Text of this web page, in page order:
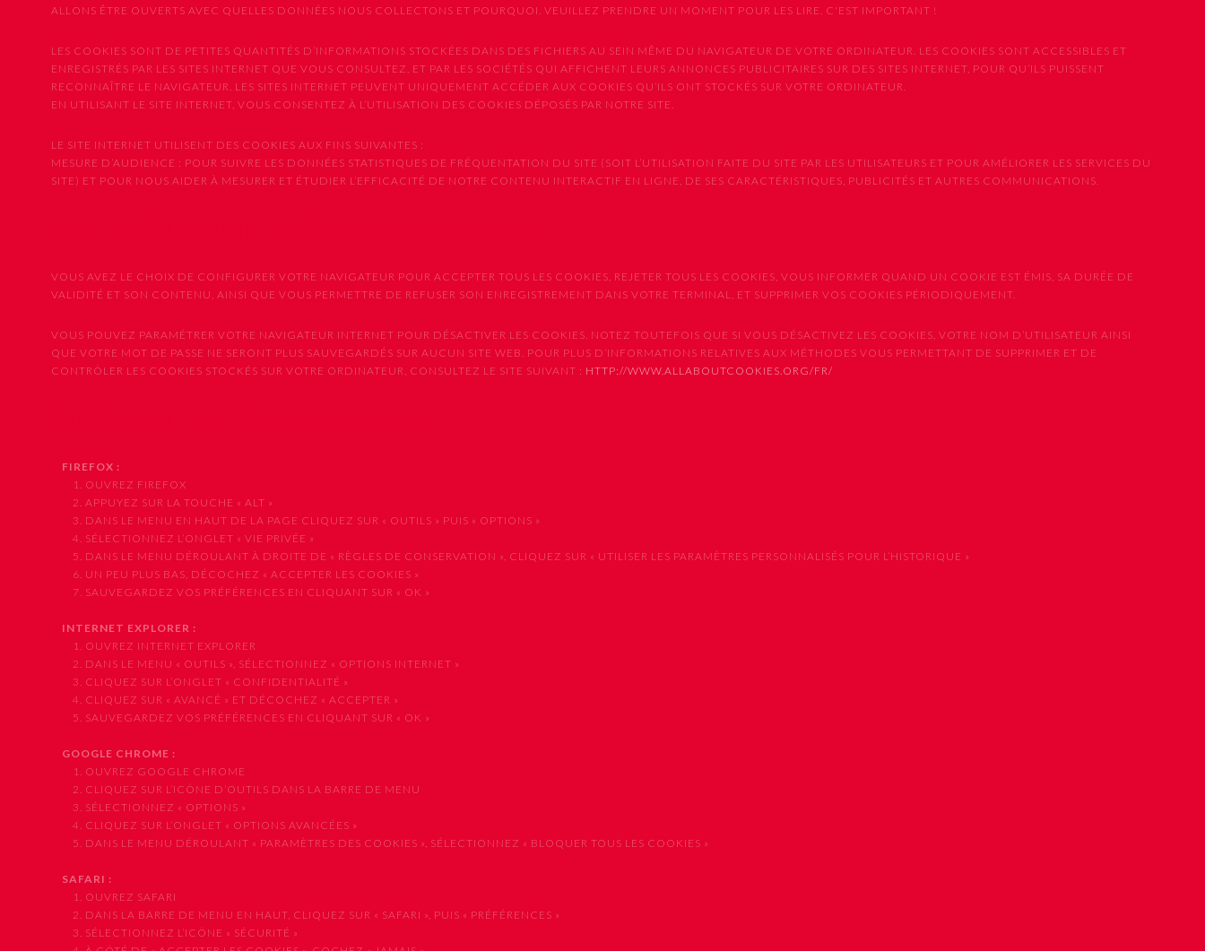
ALLONS ÊTRE OUVERTS AVEC QUELLES DONNÉES NOUS COLLECTONS ET POURQUOI. VEUILLEZ PRENDRE UN MOMENT POUR LES LIRE. C'EST IMPORTANT !
LES COOKIES SONT DE PETITES QUANTITÉS D’INFORMATIONS STOCKÉES DANS DES FICHIERS AU SEIN MÊME DU NAVIGATEUR DE VOTRE ORDINATEUR. LES COOKIES SONT ACCESSIBLES ET
ENREGISTRÉS PAR LES SITES INTERNET QUE VOUS CONSULTEZ, ET PAR LES SOCIÉTÉS QUI AFFICHENT LEURS ANNONCES PUBLICITAIRES SUR DES SITES INTERNET, POUR QU’ILS PUISSENT
RECONNAÎTRE LE NAVIGATEUR. LES SITES INTERNET PEUVENT UNIQUEMENT ACCÉDER AUX COOKIES QU’ILS ONT STOCKÉS SUR VOTRE ORDINATEUR.
EN UTILISANT LE SITE INTERNET, VOUS CONSENTEZ À L’UTILISATION DES COOKIES DÉPOSÉS PAR NOTRE SITE.
LE SITE INTERNET UTILISENT DES COOKIES AUX FINS SUIVANTES :
MESURE D’AUDIENCE : POUR SUIVRE LES DONNÉES STATISTIQUES DE FRÉQUENTATION DU SITE (SOIT L’UTILISATION FAITE DU SITE PAR LES UTILISATEURS ET POUR AMÉLIORER LES SERVICES DU
SITE) ET POUR NOUS AIDER À MESURER ET ÉTUDIER L’EFFICACITÉ DE NOTRE CONTENU INTERACTIF EN LIGNE, DE SES CARACTÉRISTIQUES, PUBLICITÉS ET AUTRES COMMUNICATIONS.
VOUS AVEZ LE CHOIX DE CONFIGURER VOTRE NAVIGATEUR POUR ACCEPTER TOUS LES COOKIES, REJETER TOUS LES COOKIES, VOUS INFORMER QUAND UN COOKIE EST ÉMIS, SA DURÉE DE
VALIDITÉ ET SON CONTENU, AINSI QUE VOUS PERMETTRE DE REFUSER SON ENREGISTREMENT DANS VOTRE TERMINAL, ET SUPPRIMER VOS COOKIES PÉRIODIQUEMENT.
VOUS POUVEZ PARAMÉTRER VOTRE NAVIGATEUR INTERNET POUR DÉSACTIVER LES COOKIES. NOTEZ TOUTEFOIS QUE SI VOUS DÉSACTIVEZ LES COOKIES, VOTRE NOM D’UTILISATEUR AINSI
QUE VOTRE MOT DE PASSE NE SERONT PLUS SAUVEGARDÉS SUR AUCUN SITE WEB. POUR PLUS D’INFORMATIONS RELATIVES AUX MÉTHODES VOUS PERMETTANT DE SUPPRIMER ET DE
CONTRÔLER LES COOKIES STOCKÉS SUR VOTRE ORDINATEUR, CONSULTEZ LE SITE SUIVANT : HTTP://WWW.ALLABOUTCOOKIES.ORG/FR/
FIREFOX :
1. OUVREZ FIREFOX
2. APPUYEZ SUR LA TOUCHE « ALT »
3. DANS LE MENU EN HAUT DE LA PAGE CLIQUEZ SUR « OUTILS » PUIS « OPTIONS »
4. SÉLECTIONNEZ L’ONGLET « VIE PRIVÉE »
5. DANS LE MENU DÉROULANT À DROITE DE « RÈGLES DE CONSERVATION », CLIQUEZ SUR « UTILISER LES PARAMÈTRES PERSONNALISÉS POUR L’HISTORIQUE »
6. UN PEU PLUS BAS, DÉCOCHEZ « ACCEPTER LES COOKIES »
7. SAUVEGARDEZ VOS PRÉFÉRENCES EN CLIQUANT SUR « OK »
INTERNET EXPLORER :
1. OUVREZ INTERNET EXPLORER
2. DANS LE MENU « OUTILS », SÉLECTIONNEZ « OPTIONS INTERNET »
3. CLIQUEZ SUR L’ONGLET « CONFIDENTIALITÉ »
4. CLIQUEZ SUR « AVANCÉ » ET DÉCOCHEZ « ACCEPTER »
5. SAUVEGARDEZ VOS PRÉFÉRENCES EN CLIQUANT SUR « OK »
GOOGLE CHROME :
1. OUVREZ GOOGLE CHROME
2. CLIQUEZ SUR L’ICÔNE D’OUTILS DANS LA BARRE DE MENU
3. SÉLECTIONNEZ « OPTIONS »
4. CLIQUEZ SUR L’ONGLET « OPTIONS AVANCÉES »
5. DANS LE MENU DÉROULANT « PARAMÈTRES DES COOKIES », SÉLECTIONNEZ « BLOQUER TOUS LES COOKIES »
SAFARI :
1. OUVREZ SAFARI
2. DANS LA BARRE DE MENU EN HAUT, CLIQUEZ SUR « SAFARI », PUIS « PRÉFÉRENCES »
3. SÉLECTIONNEZ L’ICÔNE « SÉCURITÉ »